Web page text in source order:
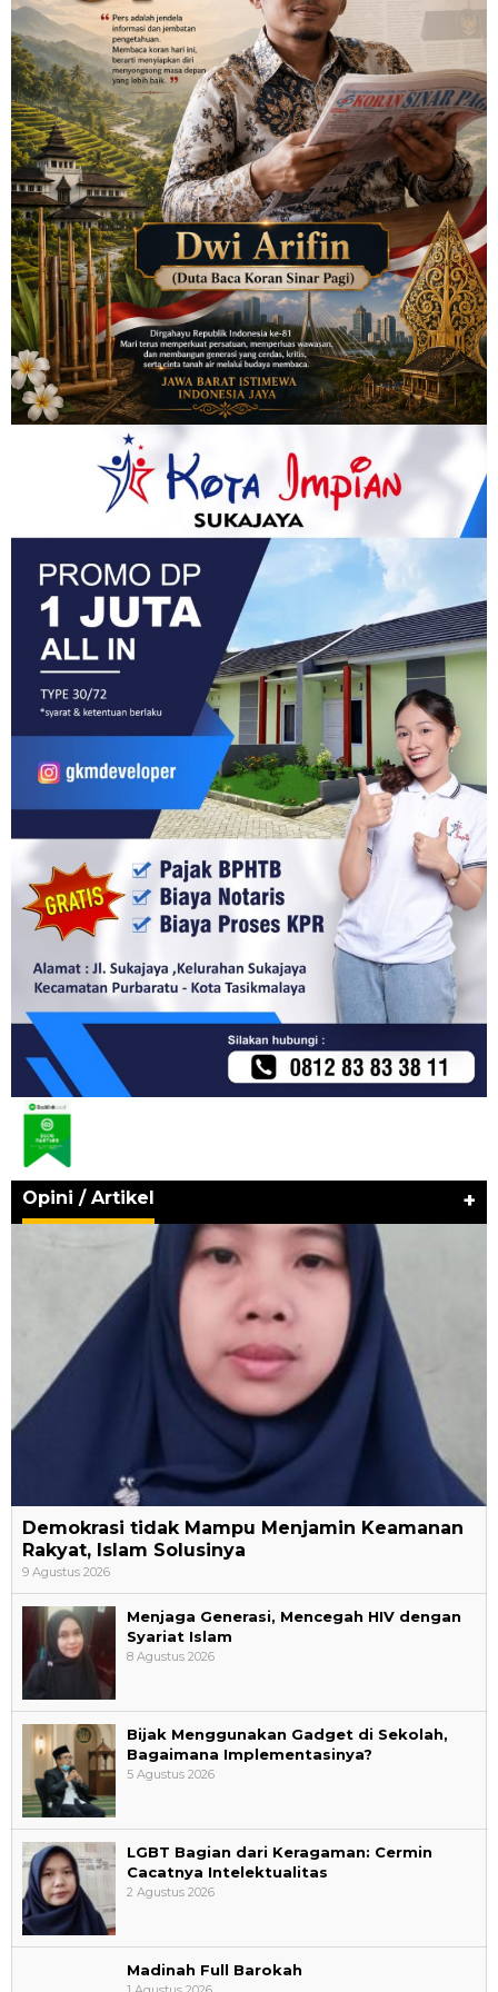
Opini / Artikel +
Demokrasi tidak Mampu Menjamin Keamanan
Rakyat, Islam Solusinya
9 Agustus 2026
Menjaga Generasi, Mencegah HIV dengan
Syariat Islam
8 Agustus 2026
Bijak Menggunakan Gadget di Sekolah,
Bagaimana Implementasinya?
5 Agustus 2026
LGBT Bagian dari Keragaman: Cermin
Cacatnya Intelektualitas
2 Agustus 2026
Madinah Full Barokah